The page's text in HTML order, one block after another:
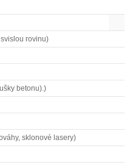
rovinu)
betonu).)
sklonové lasery)